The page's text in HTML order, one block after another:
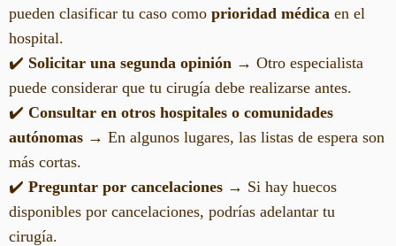
pueden clasificar tu caso como prioridad médica en el
hospital.
✔️ Solicitar una segunda opinión → Otro especialista
puede considerar que tu cirugía debe realizarse antes.
✔️ Consultar en otros hospitales o comunidades
autónomas → En algunos lugares, las listas de espera son
más cortas.
✔️ Preguntar por cancelaciones → Si hay huecos
disponibles por cancelaciones, podrías adelantar tu
cirugía.